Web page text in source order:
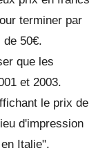
terminer par
50€.
que les
et 2003.
le prix de
d'impression
Italie".